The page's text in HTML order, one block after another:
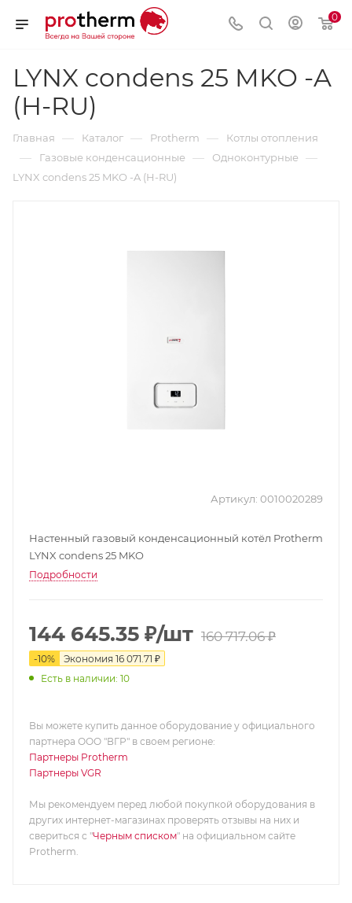
0
LYNX condens 25 MKO -A
(H-RU)
Главная — Каталог — Protherm — Котлы отопления
— Газовые конденсационные — Одноконтурные —
LYNX condens 25 MKO -A (H-RU)
Артикул: 0010020289
Настенный газовый конденсационный котёл Protherm
LYNX condens 25 MKO
Подробности
144 645.35 ₽/шт 160 717.06₽
-10% Экономия 16 071.71 ₽
Есть в наличии: 10
Вы можете купить данное оборудование у официального
партнера ООО "ВГР" в своем регионе:
Партнеры Protherm
Партнеры VGR
Мы рекомендуем перед любой покупкой оборудования в
других интернет-магазинах проверять отзывы на них и
свериться с "Черным списком" на официальном сайте
Protherm.